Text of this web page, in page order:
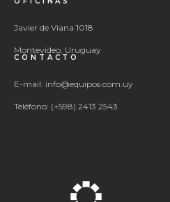
Javier de Viana 1018
Montevideo, Uruguay
CONTACTO
E-mail: info@equipos.com.uy
Teléfono: (+598) 2413 2543